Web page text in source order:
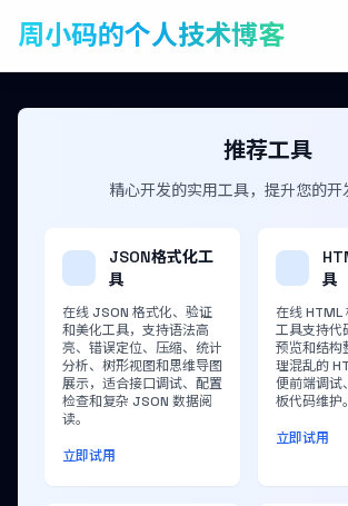
周小码的个人技术博客
推荐工具
精心开发的实用工具，提升您的开
JSON格式化工
具
在线 JSON 格式化、验证
和美化工具，支持语法高
亮、错误定位、压缩、统计
分析、树形视图和思维导图
展示，适合接口调试、配置
检查和复杂 JSON 数据阅
读。
立即试用
具
在线 HTML
工具支持代
预览和结构
理混乱的
便前端调试
板代码维护。
立即试用